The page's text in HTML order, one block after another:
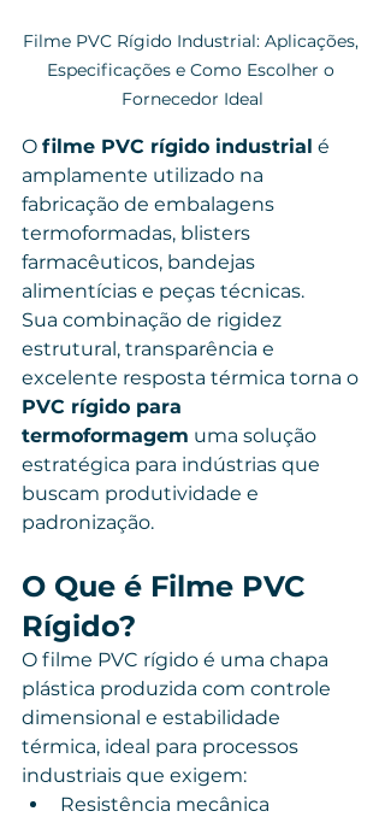
Filme PVC Rígido Industrial: Aplicações,
Especificações e Como Escolher o
Fornecedor Ideal
O filme PVC rígido industrial é
amplamente utilizado na
fabricação de embalagens
termoformadas, blisters
farmacêuticos, bandejas
alimentícias e peças técnicas.
Sua combinação de rigidez
estrutural, transparência e
excelente resposta térmica torna o
PVC rígido para
termoformagem uma solução
estratégica para indústrias que
buscam produtividade e
padronização.
O Que é Filme PVC
Rígido?
O filme PVC rígido é uma chapa
plástica produzida com controle
dimensional e estabilidade
térmica, ideal para processos
industriais que exigem:
Resistência mecânica